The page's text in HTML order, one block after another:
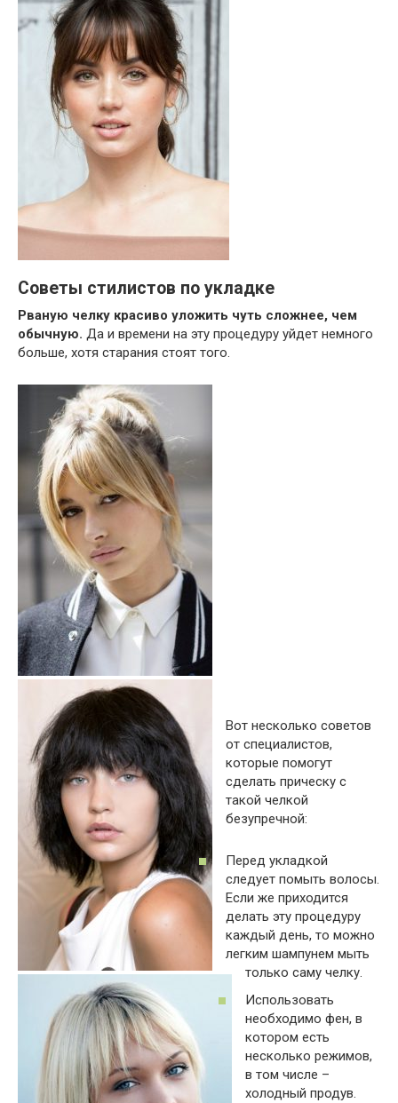
Советы стилистов по укладке
Рваную челку красиво уложить чуть сложнее, чем
обычную. Да и времени на эту процедуру уйдет немного
больше, хотя старания стоят того.
Вот несколько советов
от специалистов,
которые помогут
сделать прическу с
такой челкой
безупречной:
Перед укладкой
следует помыть волосы.
Если же приходится
делать эту процедуру
каждый день, то можно
легким шампунем мыть
только саму челку.
Использовать
необходимо фен, в
котором есть
несколько режимов,
в том числе –
холодный продув.